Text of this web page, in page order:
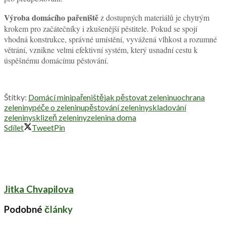
Výroba domácího pařeniště z dostupných materiálů je chytrým
krokem pro začátečníky i zkušenější pěstitele. Pokud se spojí
vhodná konstrukce, správné umístění, vyvážená vlhkost a rozumné
větrání, vznikne velmi efektivní systém, který usnadní cestu k
úspěšnému domácímu pěstování.
Štítky: Domácí minipařeništějak pěstovat zeleninuochrana
zeleninypéče o zeleninupěstování zeleninyskladování
zeleninysklizeň zeleninyzelenina doma
Sdílet
TweetPin
Jitka Chvapilova
Podobné články